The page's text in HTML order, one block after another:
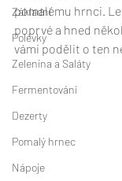
Základní
Polévky
Zelenina a Saláty
Fermentování
Dezerty
Pomalý hrnec
Nápoje
pomalému hrnci.
poprvé a hned
vámi podělit o ten